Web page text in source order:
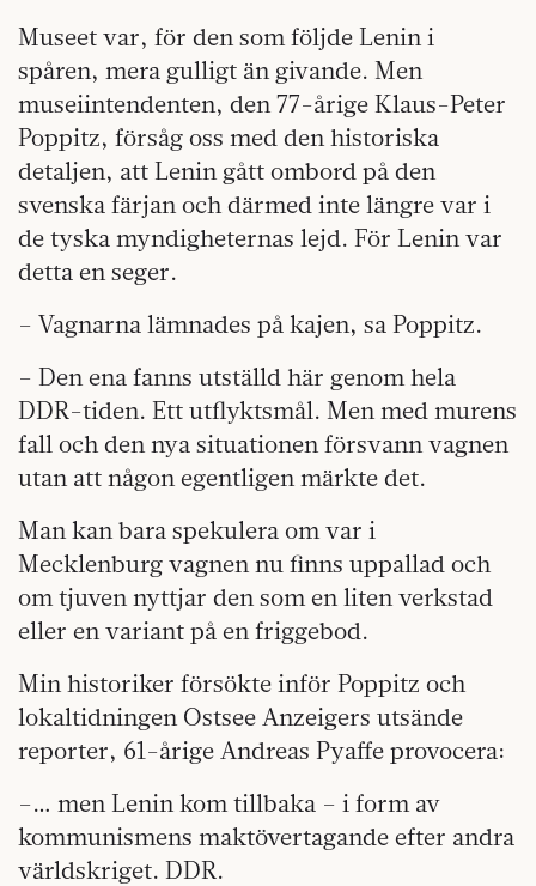
Museet var, för den som följde Lenin i
spåren, mera gulligt än givande. Men
museiintendenten, den 77-årige Klaus-Peter
Poppitz, försåg oss med den historiska
detaljen, att Lenin gått ombord på den
svenska färjan och därmed inte längre var i
de tyska myndigheternas lejd. För Lenin var
detta en seger.
– Vagnarna lämnades på kajen, sa Poppitz.
– Den ena fanns utställd här genom hela
DDR-tiden. Ett utflyktsmål. Men med murens
fall och den nya situationen försvann vagnen
utan att någon egentligen märkte det.
Man kan bara spekulera om var i
Mecklenburg vagnen nu finns uppallad och
om tjuven nyttjar den som en liten verkstad
eller en variant på en friggebod.
Min historiker försökte inför Poppitz och
lokaltidningen Ostsee Anzeigers utsände
reporter, 61-årige Andreas Pyaffe provocera:
–… men Lenin kom tillbaka – i form av
kommunismens maktövertagande efter andra
världskriget. DDR.